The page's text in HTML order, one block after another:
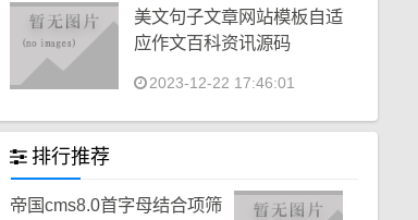
美文句子文章网站模板自适
应作文百科资讯源码
2023-12-22 17:46:01
排行推荐
帝国cms8.0首字母结合项筛